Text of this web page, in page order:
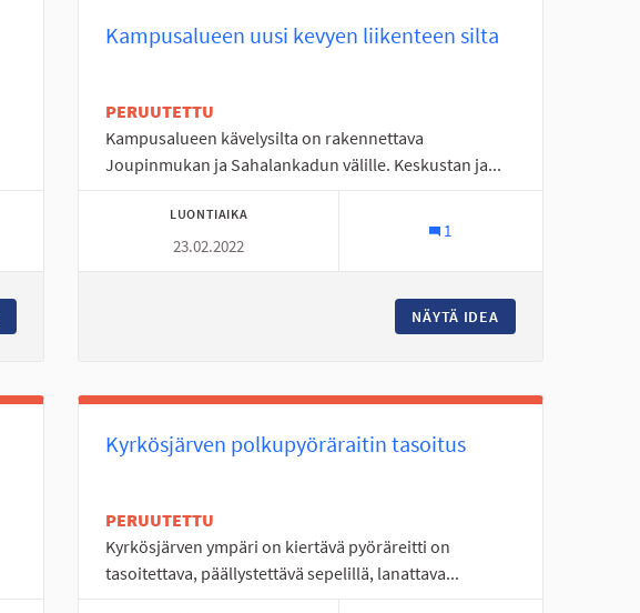
Kampusalueen uusi kevyen liikenteen silta
PERUUTETTU
Kampusalueen kävelysilta on rakennettava
Joupinmukan ja Sahalankadun välille. Keskustan ja...
LUONTIAIKA
23.02.2022
1
NÄYTÄ IDEA
Kyrkösjärven polkupyöräraitin tasoitus
PERUUTETTU
Kyrkösjärven ympäri on kiertävä pyöräreitti on
tasoitettava, päällystettävä sepelillä, lanattava...